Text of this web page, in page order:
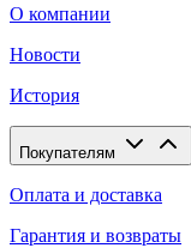
О компании
Новости
История
Покупателям
Оплата и доставка
Гарантия и возвраты